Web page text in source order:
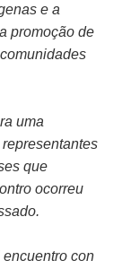
e a
promoção de
uma
que
ocorreu
con